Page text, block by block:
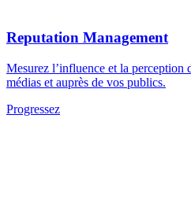
Reputation Management
Mesurez l’influence et la perception
médias et auprès de vos publics.
Progressez